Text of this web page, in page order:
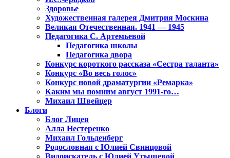
Здоровье
Художественная галерея Дмитрия Москина
Великая Отечественная. 1941 — 1945
Педагогика С. Артемьевой
Педагогика школы
Педагогика двора
Конкурс короткого рассказа «Сестра таланта»
Конкурс «Во весь голос»
Конкурс новой драматургии «Ремарка»
Каким мы помним август 1991-го…
Михаил Швейцер
Блоги
Блог Лицея
Алла Нестеренко
Михаил Гольденберг
Родословная с Юлией Свинцовой